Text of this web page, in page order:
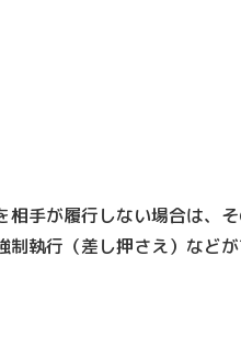
手が履行しない場合は、
執行（差し押さえ）など